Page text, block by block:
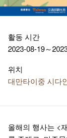
활동 시간
2023-08-19～
위치
대만타이중 시다
올해의 행사는 <